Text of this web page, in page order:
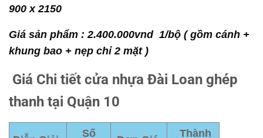
900 x 2150
Giá sản phẩm : 2.400.000vnd 1/bộ ( gồm cánh +
khung bao + nẹp chỉ 2 mặt )
Giá Chi tiết cửa nhựa Đài Loan ghép
thanh tại Quận 10
Số
Thành